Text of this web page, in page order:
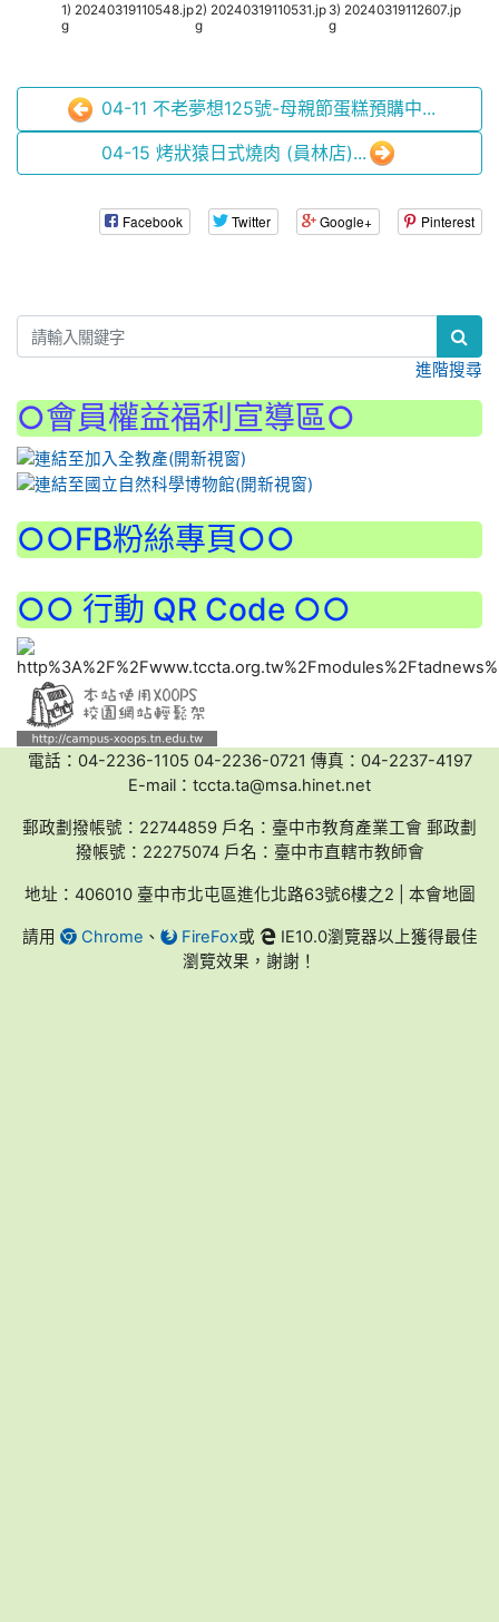
1) 20240319110548.jp
g
2) 20240319110531.jp
g
3) 20240319112607.jp
g
04-11 不老夢想125號-母親節蛋糕預購中...
04-15 烤狀猿日式燒肉 (員林店)...
Facebook Twitter Google+ Pinterest
進階搜尋
○會員權益福利宣導區○
○○FB粉絲專頁○○
○○ 行動 QR Code ○○
電話：04-2236-1105 04-2236-0721 傳真：04-2237-4197
E-mail：tccta.ta@msa.hinet.net
郵政劃撥帳號：22744859 戶名：臺中市教育產業工會 郵政劃
撥帳號：22275074 戶名：臺中市直轄市教師會
地址：406010 臺中市北屯區進化北路63號6樓之2 | 本會地圖
請用 Chrome 、 FireFox或
IE10.0瀏覽器以上獲得最佳
瀏覽效果，謝謝！